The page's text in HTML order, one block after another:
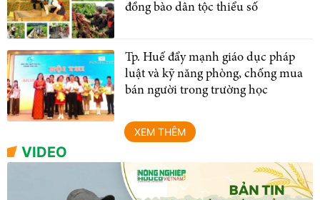
đồng bào dân tộc thiểu số
Tp. Huế đẩy mạnh giáo dục pháp
luật và kỹ năng phòng, chống mua
bán người trong trường học
XEM THÊM
VIDEO